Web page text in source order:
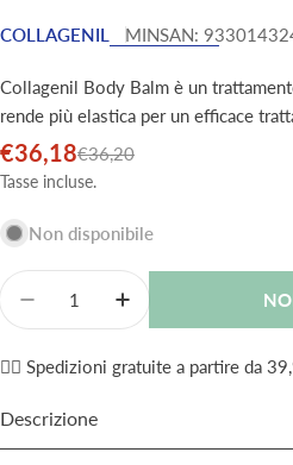
COLLAGENIL MINSAN:
Collagenil Body Balm è un
rende più elastica per un efficace
Prezzo
di
€36,18
Prezzo
normale
€36,20
Tasse incluse.
Non disponibile
Quantità
Diminuisci La Quantità
Aumenta La
✌🏼 Spedizioni gratuite a partire da
Descrizione